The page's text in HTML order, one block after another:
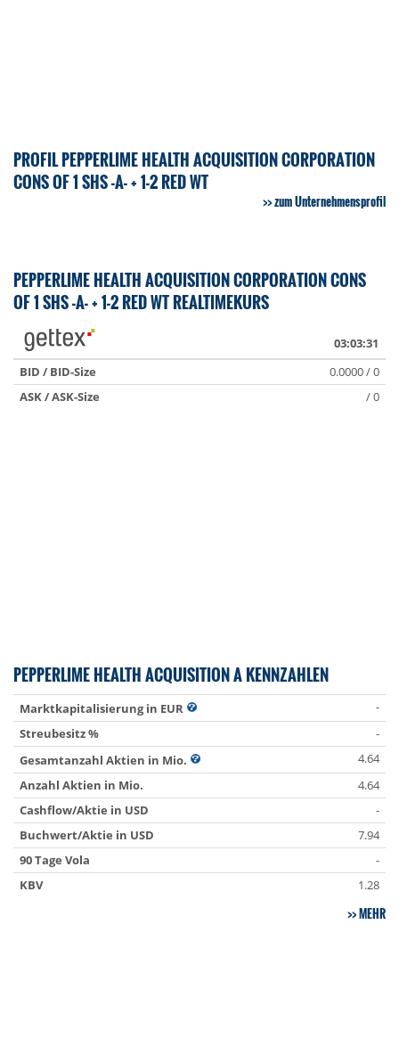
PROFIL PEPPERLIME HEALTH ACQUISITION CORPORATION
CONS OF 1 SHS -A- + 1-2 RED WT
zum Unternehmensprofil
PEPPERLIME HEALTH ACQUISITION CORPORATION CONS
OF 1 SHS -A- + 1-2 RED WT REALTIMEKURS
03:03:31
BID / BID-Size
0.0000 / 0
ASK / ASK-Size
/ 0
PEPPERLIME HEALTH ACQUISITION A KENNZAHLEN
Marktkapitalisierung in EUR
-
Streubesitz %
-
Gesamtanzahl Aktien in Mio.
4.64
Anzahl Aktien in Mio.
4.64
Cashflow/Aktie in USD
-
Buchwert/Aktie in USD
7.94
90 Tage Vola
-
KBV
1.28
MEHR